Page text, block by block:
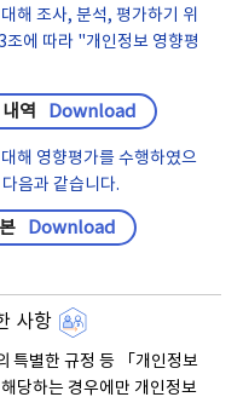
해 조사, 분석, 평가하기 위
에 따라 "개인정보 영향평
역 Download
해 영향평가를 수행하였으
음과 같습니다.
Download
사항
특별한 규정 등 「개인정보
당하는 경우에만 개인정보